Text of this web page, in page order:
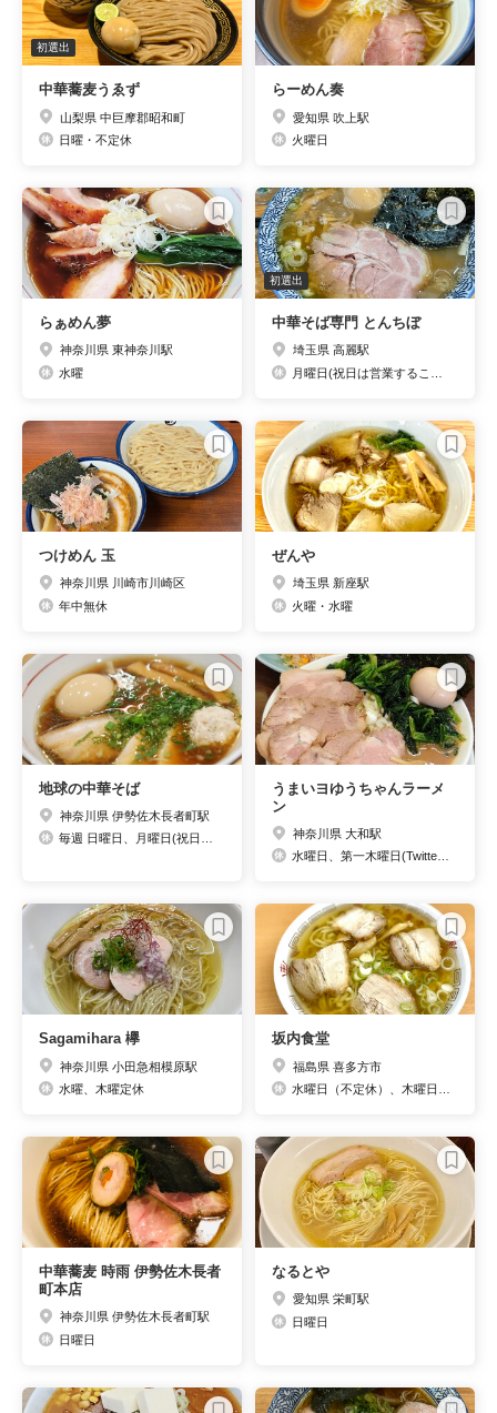
初選出
中華蕎麦うゑず
山梨県 中巨摩郡昭和町
日曜・不定休
らーめん奏
愛知県 吹上駅
火曜日
らぁめん夢
神奈川県 東神奈川駅
水曜
初選出
中華そば専門 とんちぼ
埼玉県 高麗駅
つけめん 玉
神奈川県 川崎市川崎区
年中無休
ぜんや
埼玉県 新座駅
火曜・水曜
地球の中華そば
神奈川県 伊勢佐木長者町駅
うまいヨゆうちゃんラーメ
ン
神奈川県 大和駅
Sagamihara 欅
神奈川県 小田急相模原駅
水曜、木曜定休
坂内食堂
福島県 喜多方市
中華蕎麦 時雨 伊勢佐木長者
町本店
神奈川県 伊勢佐木長者町駅
日曜日
なるとや
愛知県 栄町駅
日曜日